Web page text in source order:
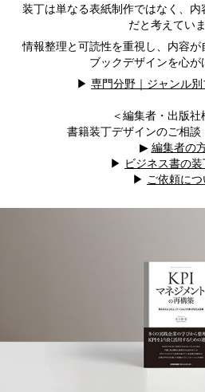
装丁は単なる表紙制作ではなく、
だと考えていま
情報整理と可読性を重視し、内容
ブックデザインを心が
▶︎ 専門分野｜ジャンル
＜編集者・出版社
書籍装丁デザインのご相談
▶︎ 編集者の
▶︎ ビジネス書の装
▶︎ ご依頼につ